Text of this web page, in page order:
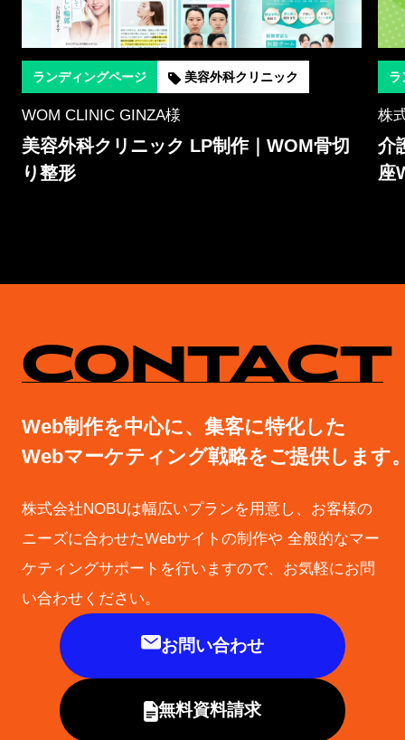
ランディングページ 美容外科クリニック
WOM CLINIC GINZA様
美容外科クリニック LP制作｜WOM骨切
り整形
ラ
株
介
座
CONTACT
Web制作を中心に、集客に特化した
Webマーケティング戦略をご提供します
株式会社NOBUは幅広いプランを用意し、お客様の
ニーズに合わせたWebサイトの制作や 全般的なマー
ケティングサポートを行いますので、お気軽にお問
い合わせください。
お問い合わせ
無料資料請求